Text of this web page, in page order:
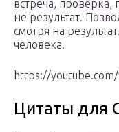
встреча, проверка,
не результат.
смотря на
человека.
https://
Цитаты для